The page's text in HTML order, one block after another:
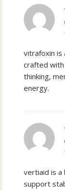
vitrafoxin is
crafted
thinking,
energy.
vertiaid is a
support